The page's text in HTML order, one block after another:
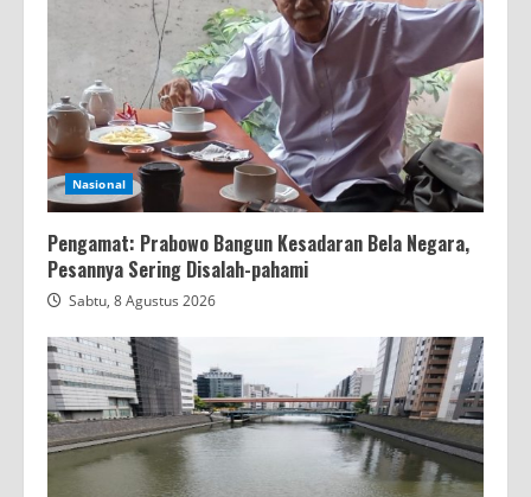
Nasional
Pengamat: Prabowo Bangun Kesadaran Bela Negara,
Pesannya Sering Disalah-pahami
Sabtu, 8 Agustus 2026